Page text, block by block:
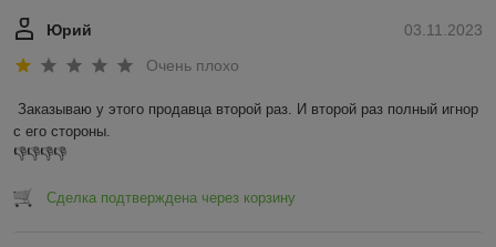
03.11.2023
Юрий
Очень плохо
Заказываю у этого продавца второй раз. И второй раз полный игнор
с его стороны.
👎👎👎👎
Сделка подтверждена через корзину